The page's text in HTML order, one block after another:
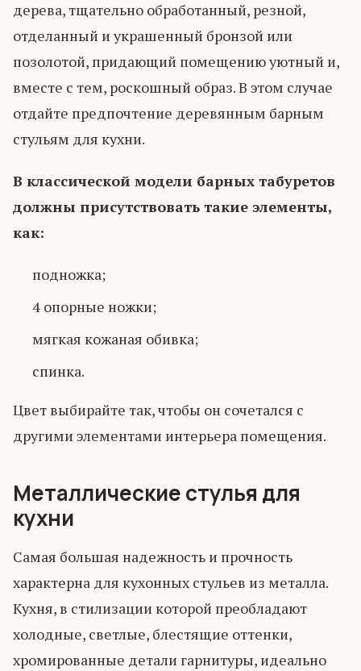
дерева, тщательно обработанный, резной,
отделанный и украшенный бронзой или
позолотой, придающий помещению уютный и,
вместе с тем, роскошный образ. В этом случае
отдайте предпочтение деревянным барным
стульям для кухни.
В классической модели барных табуретов
должны присутствовать такие элементы,
как:
подножка;
4 опорные ножки;
мягкая кожаная обивка;
спинка.
Цвет выбирайте так, чтобы он сочетался с
другими элементами интерьера помещения.
Металлические стулья для
кухни
Самая большая надежность и прочность
характерна для кухонных стульев из металла.
Кухня, в стилизации которой преобладают
холодные, светлые, блестящие оттенки,
хромированные детали гарнитуры, идеально